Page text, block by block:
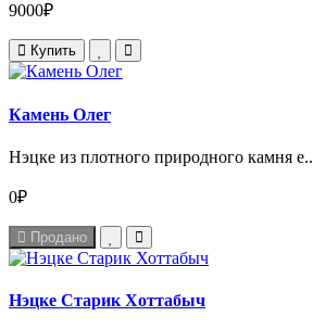
9000₽
Купить
Камень Олег
Нэцке из плотного природного камня е..
0₽
Продано
Нэцке Старик Хоттабыч